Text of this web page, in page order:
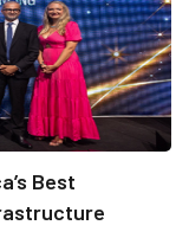
Best